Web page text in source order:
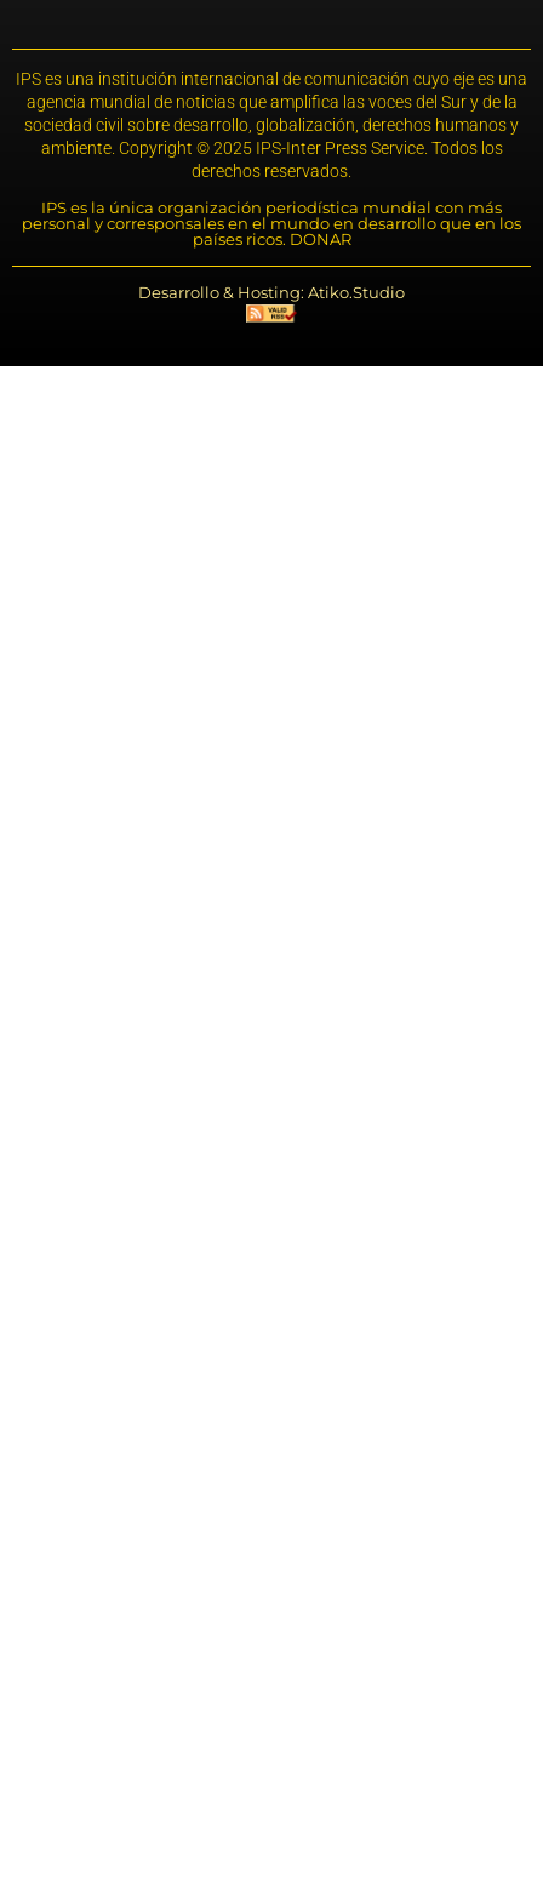
IPS es una institución internacional de comunicación cuyo eje es una
agencia mundial de noticias que amplifica las voces del Sur y de la
sociedad civil sobre desarrollo, globalización, derechos humanos y
ambiente. Copyright © 2025 IPS-Inter Press Service. Todos los
derechos reservados.
IPS es la única organización periodística mundial con más
personal y corresponsales en el mundo en desarrollo que en los
países ricos. DONAR
Desarrollo & Hosting: Atiko.Studio